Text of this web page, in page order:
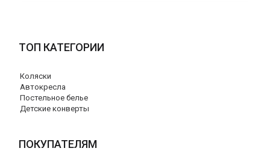
ТОП КАТЕГОРИИ
Коляски
Автокресла
Постельное белье
Детские конверты
ПОКУПАТЕЛЯМ